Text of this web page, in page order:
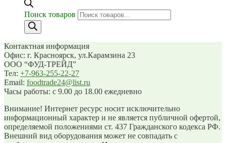
Поиск товаров
Контактная информация
Офис: г. Красноярск, ул.Карамзина 23
ООО “ФУД-ТРЕЙД”
Тел: +7-963-255-22-27
Email: foodtrade24@list.ru
Часы работы: с 9.00 до 18.00 ежедневно
Внимание! Интернет ресурс носит исключительно
информационный характер и не является публичной офертой,
определяемой положениями ст. 437 Гражданского кодекса РФ.
Внешний вид оборудования может не совпадать с